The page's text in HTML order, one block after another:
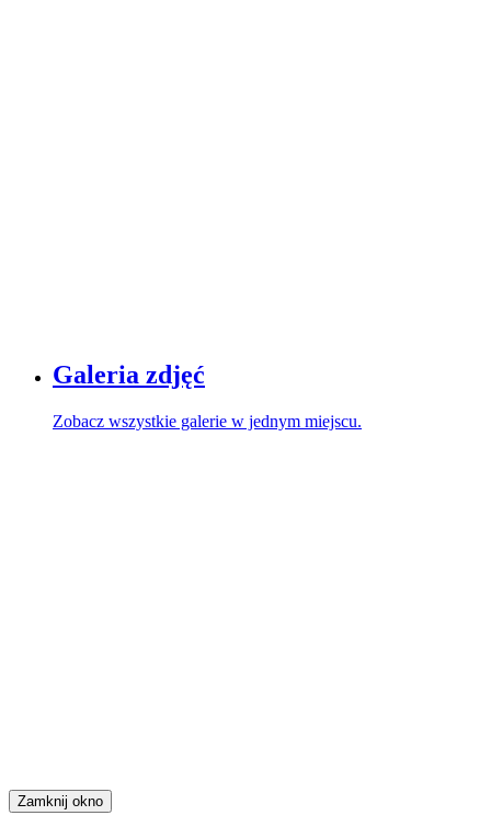
Galeria zdjęć
Zobacz wszystkie galerie w jednym miejscu.
Zamknij okno